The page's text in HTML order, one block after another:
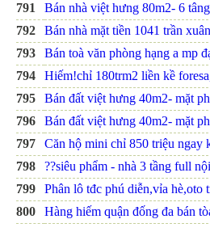
791
Bán nhà việt hưng 80m2- 6
792
Bán nhà mặt tiền 1041 trần
793
Bán toà văn phòng hạng a mp
794
Hiếm!chỉ 180trm2 liền kề
795
Bán đất việt hưng 40m2- mặt
796
Bán đất việt hưng 40m2- mặt
797
Căn hộ mini chỉ 850 triệu ngay
798
??siêu phẩm - nhà 3 tầng full
799
Phân lô tđc phú diễn,vỉa hè,oto
800
Hàng hiếm quận đống đa bán